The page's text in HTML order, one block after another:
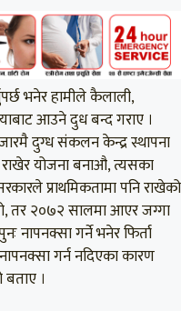
भनेर हामीले कैलाली,
आउने दुध बन्द गराए ।
दुग्ध संकलन केन्द्र स्थापना
राखेर योजना बनाऔ, त्यसका
प्राथमिकतामा पनि राखेको
तर २०७२ सालमा आएर जग्गा
नापनक्सा गर्ने भनेर फिर्ता
गर्न नदिएका कारण
बताए ।